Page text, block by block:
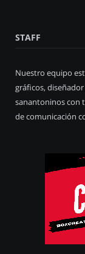
STAFF
Nuestro equipo
gráficos,
sanantoninos con
de comunicación